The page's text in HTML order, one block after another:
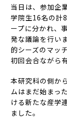
当日は、参加企
学院生16名の計
ープに分かれ、
発な議論を行い
的シーズのマッ
初回会合ながら
本研究科の側か
ムはまだ始まっ
ける新たな産学
ました。